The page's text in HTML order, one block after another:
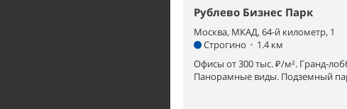
Рублево Бизнес Парк
Москва, МКАД, 64-й километр, 1
Строгино • 1.4 км
Офисы от 300 тыс. ₽/м². Гранд-
Панорамные виды. Подземный